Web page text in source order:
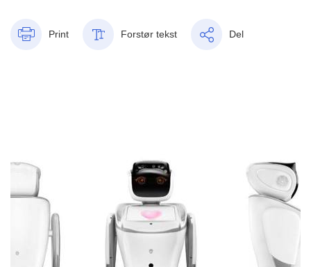
Print Forstør tekst Del